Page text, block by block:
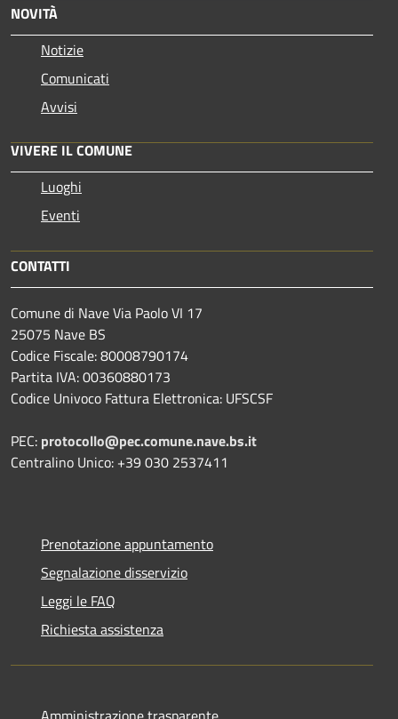
NOVITÀ
Notizie
Comunicati
Avvisi
VIVERE IL COMUNE
Luoghi
Eventi
CONTATTI
Comune di Nave Via Paolo VI 17
25075 Nave BS
Codice Fiscale: 80008790174
Partita IVA: 00360880173
Codice Univoco Fattura Elettronica: UFSCSF
PEC: protocollo@pec.comune.nave.bs.it
Centralino Unico: +39 030 2537411
Prenotazione appuntamento
Segnalazione disservizio
Leggi le FAQ
Richiesta assistenza